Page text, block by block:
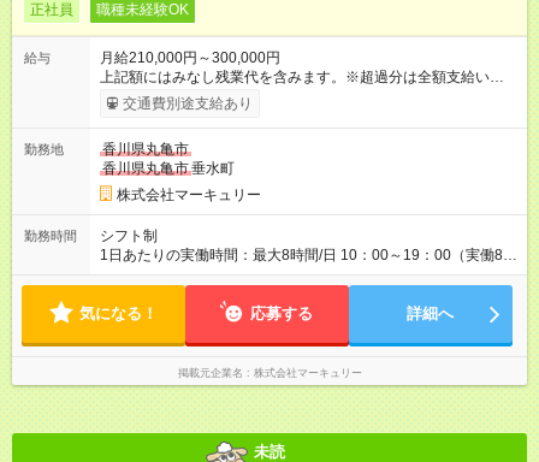
正社員 職種未経験OK
給与
月給210,000円～300,000円
上記額にはみなし残業代を含みます。※超過分は全額支給いたし
ます。 みなし残業代 14,616円／月 みなし残業時間 10時間／月
※能力やスキルを考慮の上、当社規程により決定します。 ーー
に1回の「年次昇給」があり、仕事での成果にあわせて昇給しま
す。特に頑張っている人は、上長の裁量でさらにプラスの昇給
となることも。努力や成長が収入につながる環境です。 【試用
期間】試用期間あり 試用期間の長さ：3ヶ月 雇用形態、給与は
本採用時と同じです。
交通費別途支給あり
勤務地
香川県丸亀市
香川県丸亀市垂水町
株式会社マーキュリー
勤務時間
シフト制
1日あたりの実働時間：最大8時間/日 10：00～19：00（実働8時
間） ※勤務地により異なります。
気になる！ 応募する 詳細へ
掲載元企業名 株式会社マーキュリー
未読